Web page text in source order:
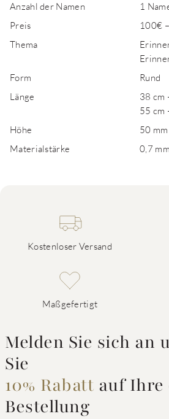
Anzahl der Namen
1
Preis
100€
Thema
Form
Rund
Länge
38 cm
55 cm
Höhe
50
Materialstärke
0,7 mm
Kostenloser Versand
Maßgefertigt
Melden Sie sich an
Sie
10% Rabatt auf Ihre
Bestellung